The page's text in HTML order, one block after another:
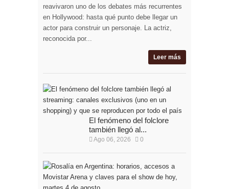
reavivaron uno de los debates más recurrentes
en Hollywood: hasta qué punto debe llegar un
actor para construir un personaje. La actriz,
reconocida por...
Leer más
El fenómeno del folclore
también llegó al...
Ago 06, 2026 0